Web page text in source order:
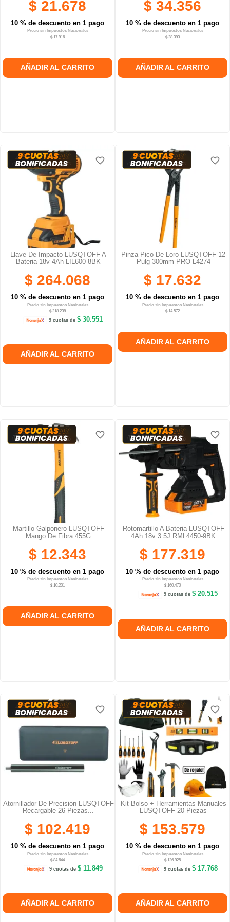
$ 21.678
10 % de descuento en 1 pago
Precio sin Impuestos Nacionales
$ 17.916
AÑADIR AL CARRITO
$ 34.356
10 % de descuento en 1 pago
Precio sin Impuestos Nacionales
$ 28.393
AÑADIR AL CARRITO
Llave De Impacto LUSQTOFF A
Bateria 18v 4Ah LIL600-8BK
$ 264.068
10 % de descuento en 1 pago
Precio sin Impuestos Nacionales
$ 218.238
9 cuotas de$ 30.551
AÑADIR AL CARRITO
favorite_border
favorite_border
favorite_border
Pinza Pico De Loro LUSQTOFF 12
Pulg 300mm PRO L4274
$ 17.632
10 % de descuento en 1 pago
Precio sin Impuestos Nacionales
$ 14.572
AÑADIR AL CARRITO
favorite_border
favorite_border
favorite_border
Martillo Galponero LUSQTOFF
Mango De Fibra 455G
$ 12.343
10 % de descuento en 1 pago
Precio sin Impuestos Nacionales
$ 10.201
AÑADIR AL CARRITO
favorite_border
favorite_border
favorite_border
Rotomartillo A Bateria LUSQTOFF
4Ah 18v 3.5J RML4450-9BK
$ 177.319
10 % de descuento en 1 pago
Precio sin Impuestos Nacionales
$ 160.470
9 cuotas de$ 20.515
AÑADIR AL CARRITO
favorite_border
favorite_border
favorite_border
Atornillador De Precision LUSQTOFF
Recargable 26 Piezas...
$ 102.419
10 % de descuento en 1 pago
Precio sin Impuestos Nacionales
$ 84.644
9 cuotas de $ 11.849
AÑADIR AL CARRITO
favorite_border
favorite_border
favorite_border
Kit Bolso + Herramientas Manuales
LUSQTOFF 20 Piezas
$ 153.579
10 % de descuento en 1 pago
Precio sin Impuestos Nacionales
$ 126.925
9 cuotas de$ 17.768
AÑADIR AL CARRITO
favorite_border
favorite_border
favorite_border